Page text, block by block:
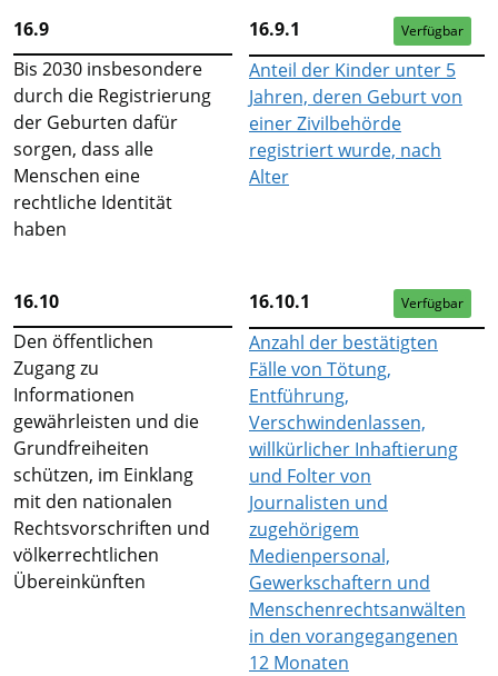
16.9
Bis 2030 insbesondere
durch die Registrierung
der Geburten dafür
sorgen, dass alle
Menschen eine
rechtliche Identität
haben
16.9.1 Verfügbar
Anteil der Kinder unter 5
Jahren, deren Geburt von
einer Zivilbehörde
registriert wurde, nach
Alter
16.10
Den öffentlichen
Zugang zu
Informationen
gewährleisten und die
Grundfreiheiten
schützen, im Einklang
mit den nationalen
Rechtsvorschriften und
völkerrechtlichen
Übereinkünften
16.10.1 Verfügbar
Anzahl der bestätigten
Fälle von Tötung,
Entführung,
Verschwindenlassen,
willkürlicher Inhaftierung
und Folter von
Journalisten und
zugehörigem
Medienpersonal,
Gewerkschaftern und
Menschenrechtsanwälten
in den vorangegangenen
12 Monaten